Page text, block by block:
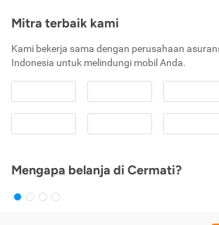
Mitra terbaik kami
Kami bekerja sama dengan perusahaan
Indonesia untuk melindungi mobil Anda.
Mengapa belanja di Cermati?